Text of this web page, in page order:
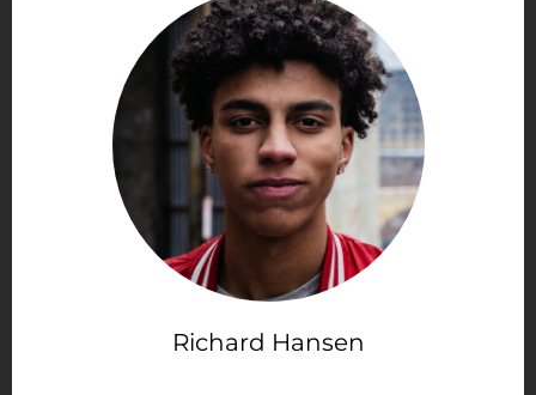
Richard Hansen